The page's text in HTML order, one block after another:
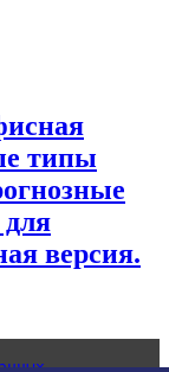
типы
версия.